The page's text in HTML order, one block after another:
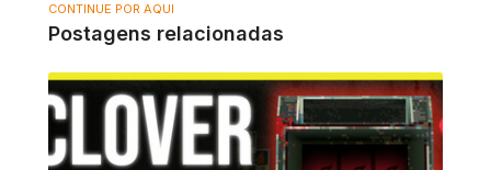
CONTINUE POR AQUI
Postagens relacionadas